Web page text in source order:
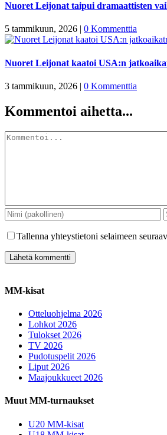
Nuoret Leijonat taipui dramaattisten
5 tammikuun, 2026 | 0 Kommenttia
Nuoret Leijonat kaatoi USA:n
3 tammikuun, 2026 | 0 Kommenttia
Kommentoi aihetta...
Kommentti
Tallenna yhteystietoni selaimeen
MM-kisat
Otteluohjelma 2026
Lohkot 2026
Tulokset 2026
TV 2026
Pudotuspelit 2026
Liput 2026
Maajoukkueet 2026
Muut MM-turnaukset
U20 MM-kisat